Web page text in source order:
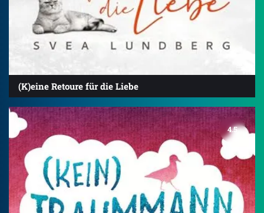
(K)eine Retoure für die Liebe
4.5